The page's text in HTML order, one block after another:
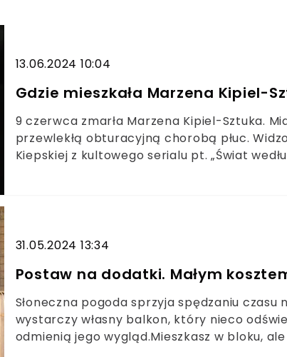
13.06.2024 10:04
Gdzie mieszkała Marzena Kipiel-
9 czerwca zmarła Marzena Kipiel-Sztuka.
przewlekłą obturacyjną chorobą płuc.
Kiepskiej z kultowego serialu pt. „Świat
31.05.2024 13:34
Postaw na dodatki. Małym
Słoneczna pogoda sprzyja spędzaniu
wystarczy własny balkon, który nieco
odmienią jego wygląd.Mieszkasz w bloku,